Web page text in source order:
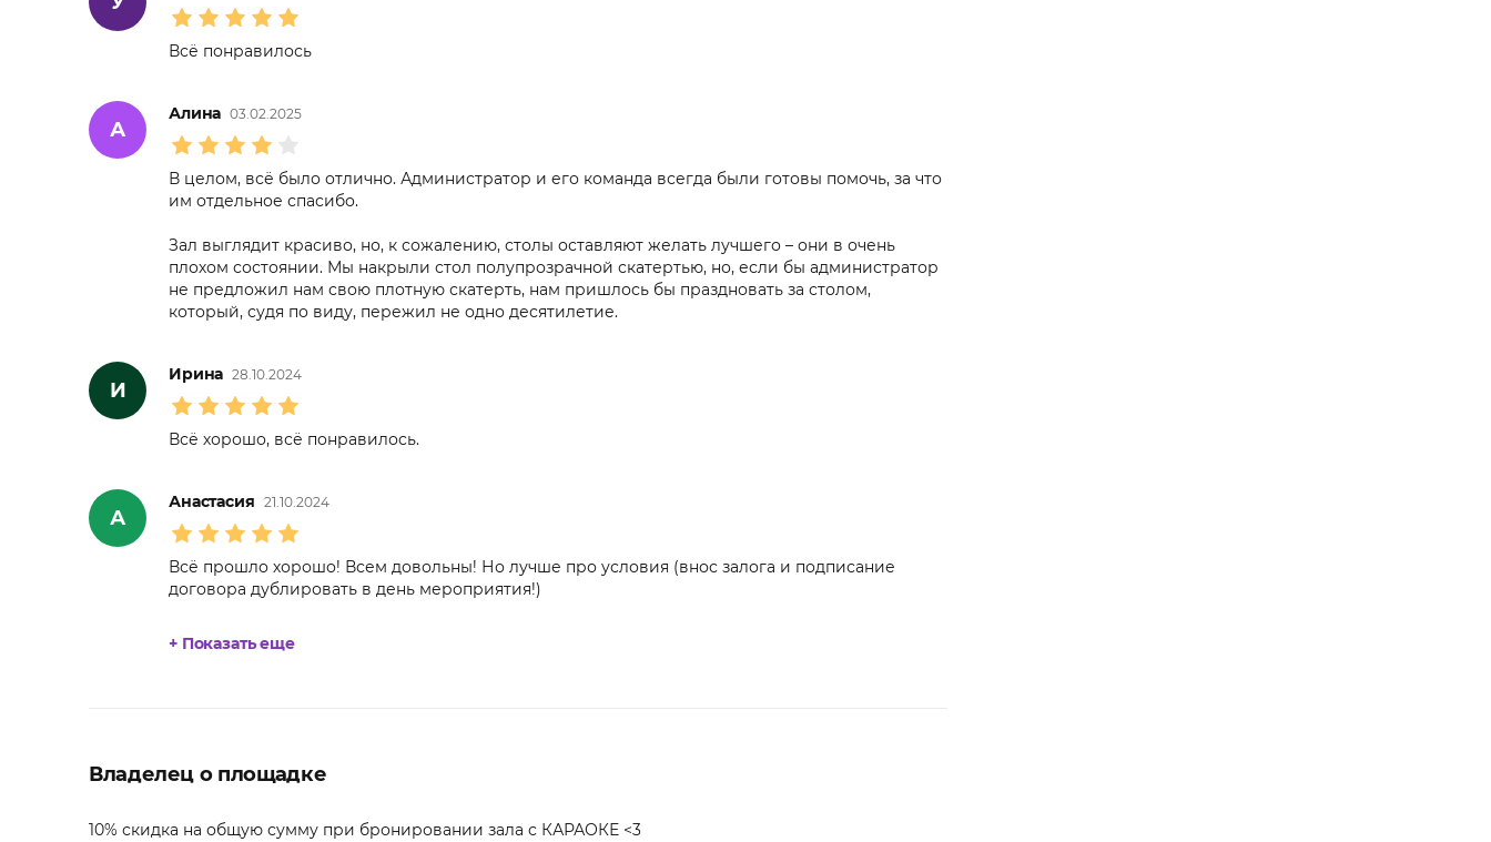
Всё понравилось
А
Алина 03.02.2025
В целом, всё было отлично. Администратор и его команда всегда были готовы помочь, за что
им отдельное спасибо.
Зал выглядит красиво, но, к сожалению, столы оставляют желать лучшего – они в очень
плохом состоянии. Мы накрыли стол полупрозрачной скатертью, но, если бы администратор
не предложил нам свою плотную скатерть, нам пришлось бы праздновать за столом,
который, судя по виду, пережил не одно десятилетие.
И
Ирина 28.10.2024
Всё хорошо, всё понравилось.
А
Анастасия 21.10.2024
Всё прошло хорошо! Всем довольны! Но лучше про условия (внос залога и подписание
договора дублировать в день мероприятия!)
+ Показать еще
Владелец о площадке
10% скидка на общую сумму при бронировании зала с КАРАОКЕ <3